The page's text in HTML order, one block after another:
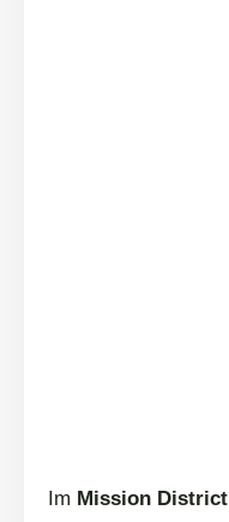
Im Mission District